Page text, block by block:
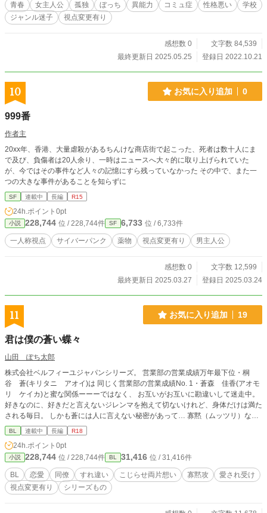
青春 女主人公 孤独 ぼっち 異能力 コミュ症 性格悪い
学校
ジャンル迷子
視点変更有り
感想数 0
文字数 84,539
最終更新日 2025.05.25
登録日 2022.10.21
10 お気に入り追加 0
999番
作者主
20xx年、香港、大量虐殺があるちんけな商店街で起こった、死者は数十人にま
で及び、負傷者は20人余り、一時はニュースへ大々的に取り上げられていた
が、今ではその事件など人々の記憶にすら残っていなかった その中で、また一
つの大きな事件があることを知らずに
SF 連載中 長編 R15
24h.ポイント 0pt
小説 228,744 位 / 228,744件 SF 6,733 位 / 6,733件
一人称視点 サイバーパンク 薬物 視点変更有り 男主人公
感想数 0
文字数 12,599
最終更新日 2025.03.27
登録日 2025.03.24
11 お気に入り追加 19
君は僕の蒼い蝶々
山田 ぽち太郎
株式会社ベルフィーユジャパンシリーズ。 営業部の営業成績万年最下位・桐
谷 蒼(キリタニ アオイ)は 同じく営業部の営業成績No. 1・蒼森 佳香(アオモ
リ ケイカ)と蜜な関係ーーーではなく、 お互いがお互いに勘違いして迷走中。
好きなのに、好きだと言えないジレンマを抱えて切ないけれど、身体だけは満た
される毎日。 しかも蒼には人に言えない秘密があって… 寡黙（ムッツリ）な俺
様攻め×押しに弱い聖人受け
BL 連載中 長編 R18
24h.ポイント 0pt
小説 228,744 位 / 228,744件 BL 31,416 位 / 31,416件
BL 恋愛 同僚 すれ違い こじらせ両片想い 寡黙攻
愛され受け
視点変更有り
シリーズもの